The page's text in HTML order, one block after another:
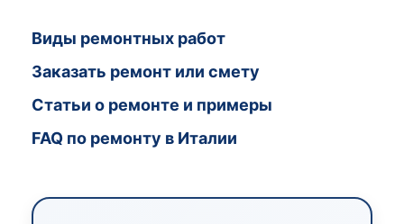
Виды ремонтных работ
Заказать ремонт или смету
Статьи о ремонте и примеры
FAQ по ремонту в Италии